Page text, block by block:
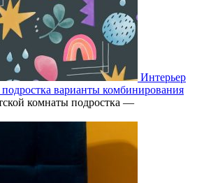
Интерьер
варианты комбинирования
комнаты подростка —